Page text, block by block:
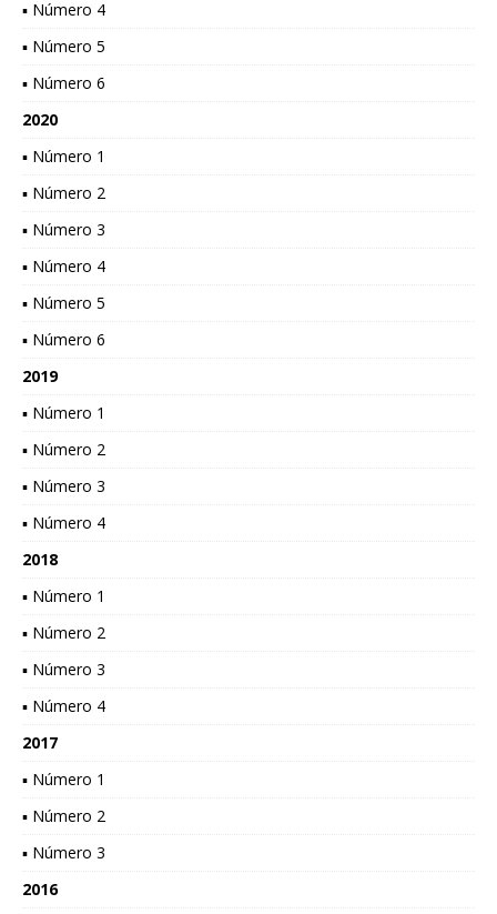
▪ Número 4
▪ Número 5
▪ Número 6
2020
▪ Número 1
▪ Número 2
▪ Número 3
▪ Número 4
▪ Número 5
▪ Número 6
2019
▪ Número 1
▪ Número 2
▪ Número 3
▪ Número 4
2018
▪ Número 1
▪ Número 2
▪ Número 3
▪ Número 4
2017
▪ Número 1
▪ Número 2
▪ Número 3
2016